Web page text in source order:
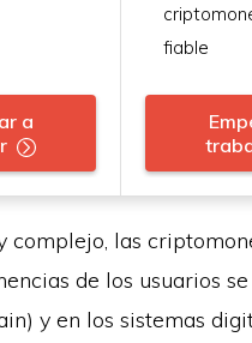
a
fiable
complejo, las
de los usuarios
y en los sistemas